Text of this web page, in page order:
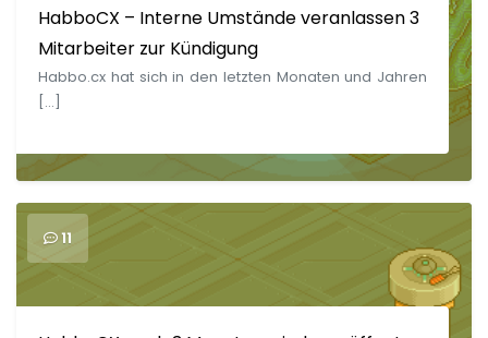
HabboCX – Interne Umstände veranlassen 3
Mitarbeiter zur Kündigung
Habbo.cx hat sich in den letzten Monaten und Jahren
[…]
11